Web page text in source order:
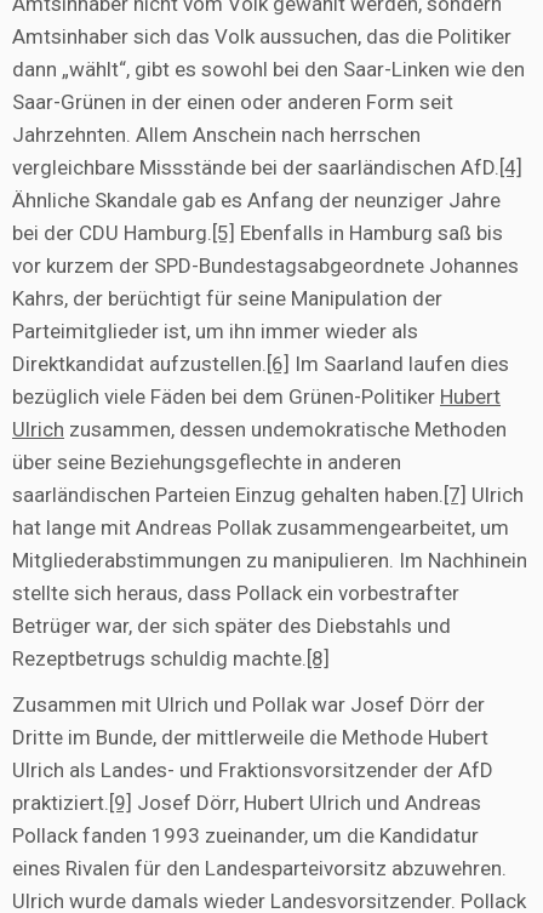
Amtsinhaber sich das Volk aussuchen, das die Politiker
dann „wählt“, gibt es sowohl bei den Saar-Linken wie den
Saar-Grünen in der einen oder anderen Form seit
Jahrzehnten. Allem Anschein nach herrschen
vergleichbare Missstände bei der saarländischen AfD. [4]
Ähnliche Skandale gab es Anfang der neunziger Jahre
bei der CDU Hamburg. [5] Ebenfalls in Hamburg saß bis
vor kurzem der SPD-Bundestagsabgeordnete Johannes
Kahrs, der berüchtigt für seine Manipulation der
Parteimitglieder ist, um ihn immer wieder als
Direktkandidat aufzustellen. [6] Im Saarland laufen dies
bezüglich viele Fäden bei dem Grünen-Politiker Hubert
Ulrich zusammen, dessen undemokratische Methoden
über seine Beziehungsgeflechte in anderen
saarländischen Parteien Einzug gehalten haben. [7] Ulrich
hat lange mit Andreas Pollak zusammengearbeitet, um
Mitgliederabstimmungen zu manipulieren. Im Nachhinein
stellte sich heraus, dass Pollack ein vorbestrafter
Betrüger war, der sich später des Diebstahls und
Rezeptbetrugs schuldig machte. [8]
Zusammen mit Ulrich und Pollak war Josef Dörr der
Dritte im Bunde, der mittlerweile die Methode Hubert
Ulrich als Landes- und Fraktionsvorsitzender der AfD
praktiziert. [9] Josef Dörr, Hubert Ulrich und Andreas
Pollack fanden 1993 zueinander, um die Kandidatur
eines Rivalen für den Landesparteivorsitz abzuwehren.
Ulrich wurde damals wieder Landesvorsitzender. Pollack